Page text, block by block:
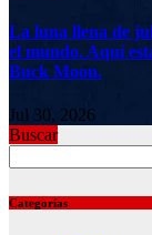
La luna llena de
el mundo. Aquí
Buck Moon.
Jul 30, 2026
Buscar
Categorías